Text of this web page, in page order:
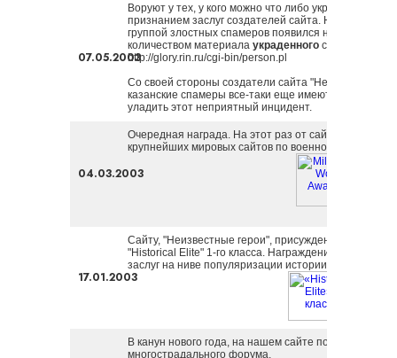
07.05.2003
Воруют у тех, у кого можно что либо украсть. И
признанием заслуг создателей сайта. На днях в
группой злостных спамеров появился новый
количеством материала украденного с нашего
http://glory.rin.ru/cgi-bin/person.pl
Со своей стороны создатели сайта "Неизвестные
казанские спамеры все-таки еще имеют остатки
уладить этот неприятный инцидент.
04.03.2003
Очередная награда. На этот раз от сайта "Military
крупнейших мировых сайтов по военной тематике.
17.01.2003
Сайту, "Неизвестные герои", присуждена награда
"Historical Elite" 1-го класса. Награждение является
заслуг на ниве популяризации истории и военной
В канун нового года, на нашем сайте появилась
многострадального форума.